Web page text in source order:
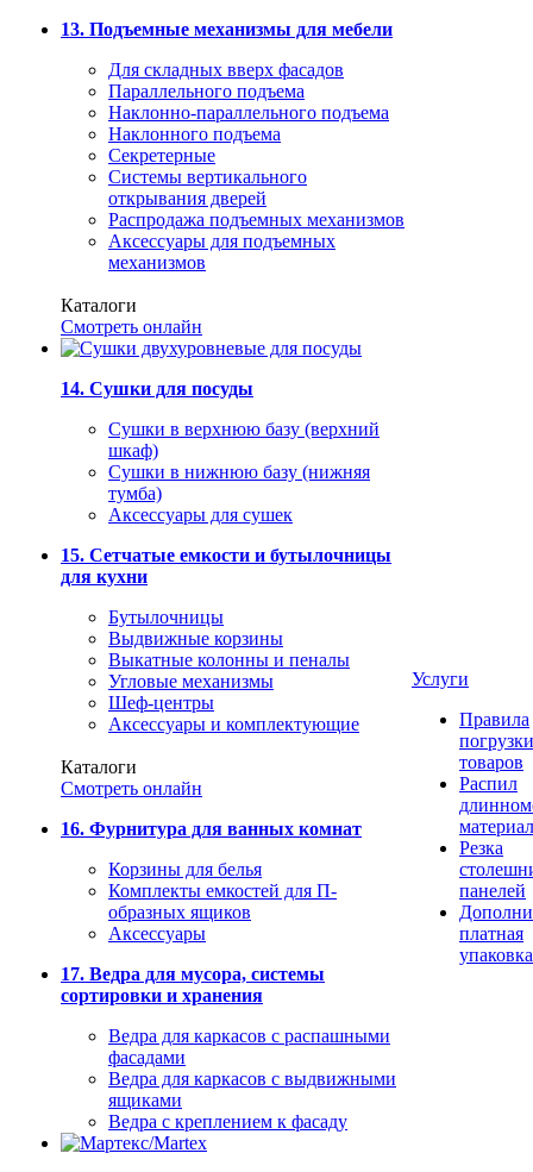
13. Подъемные механизмы для мебели
Для складных вверх фасадов
Параллельного подъема
Наклонно-параллельного подъема
Наклонного подъема
Секретерные
Системы вертикального
открывания дверей
Распродажа подъемных механизмов
Аксессуары для подъемных
механизмов
Каталоги
Смотреть онлайн
14. Сушки для посуды
Сушки в верхнюю базу (верхний
шкаф)
Сушки в нижнюю базу (нижняя
тумба)
Аксессуары для сушек
15. Сетчатые емкости и бутылочницы
для кухни
Бутылочницы
Выдвижные корзины
Выкатные колонны и пеналы
Угловые механизмы
Шеф-центры
Аксессуары и комплектующие
Каталоги
Смотреть онлайн
16. Фурнитура для ванных комнат
Корзины для белья
Комплекты емкостей для П-
образных ящиков
Аксессуары
17. Ведра для мусора, системы
сортировки и хранения
Ведра для каркасов с распашными
фасадами
Ведра для каркасов с выдвижными
ящиками
Ведра с креплением к фасаду
Услуги
Правила
погрузки
товаров
Распил
Резка
панелей
платная
упаковка